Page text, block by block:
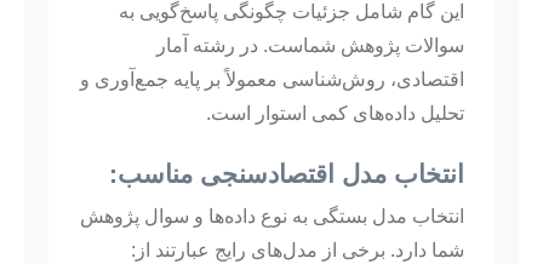
این گام شامل جزئیات چگونگی پاسخ‌گویی به
سوالات پژوهش شماست. در رشته آمار
اقتصادی، روش‌شناسی معمولاً بر پایه جمع‌آوری و
تحلیل داده‌های کمی استوار است.
انتخاب مدل اقتصادسنجی مناسب:
انتخاب مدل بستگی به نوع داده‌ها و سوال پژوهش
شما دارد. برخی از مدل‌های رایج عبارتند از: